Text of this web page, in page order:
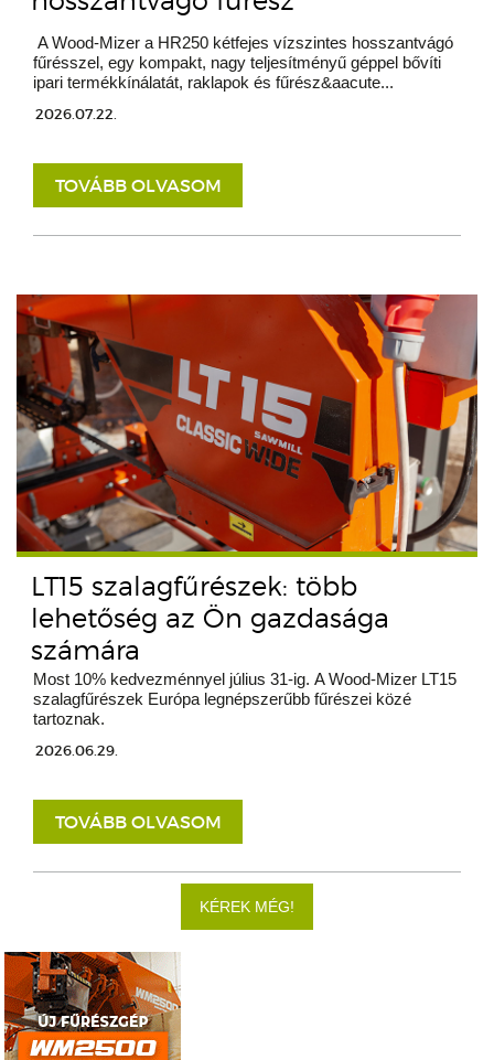
A Wood-Mizer a HR250 kétfejes vízszintes hosszantvágó
fűrésszel, egy kompakt, nagy teljesítményű géppel bővíti
ipari termékkínálatát, raklapok és fűrész&aacute...
2026.07.22.
TOVÁBB OLVASOM
LT15 szalagfűrészek: több
lehetőség az Ön gazdasága
számára
Most 10% kedvezménnyel július 31-ig. A Wood-Mizer LT15
szalagfűrészek Európa legnépszerűbb fűrészei közé
tartoznak.
2026.06.29.
TOVÁBB OLVASOM
KÉREK MÉG!